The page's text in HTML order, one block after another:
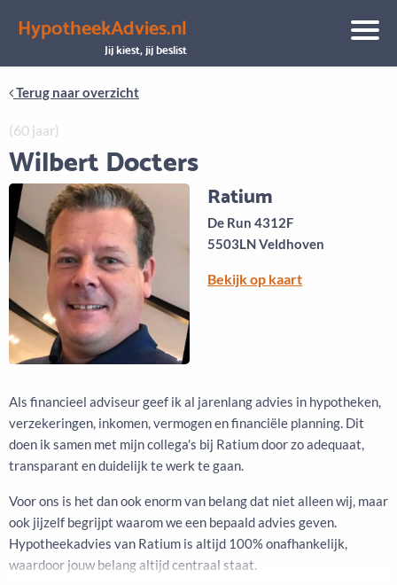
HypotheekAdvies.nl
Jij kiest, jij beslist
AanbodKeuze uit vele onafhankelijke adviseurs
Terug naar overzicht
(60 jaar)
Wilbert Docters
Ratium
De Run 4312F
5503LN Veldhoven
Bekijk op kaart
Als financieel adviseur geef ik al jarenlang advies in hypotheken,
verzekeringen, inkomen, vermogen en financiële planning. Dit
doen ik samen met mijn collega's bij Ratium door zo adequaat,
transparant en duidelijk te werk te gaan.
Voor ons is het dan ook enorm van belang dat niet alleen wij, maar
ook jijzelf begrijpt waarom we een bepaald advies geven.
Hypotheekadvies van Ratium is altijd 100% onafhankelijk,
waardoor jouw belang altijd centraal staat.